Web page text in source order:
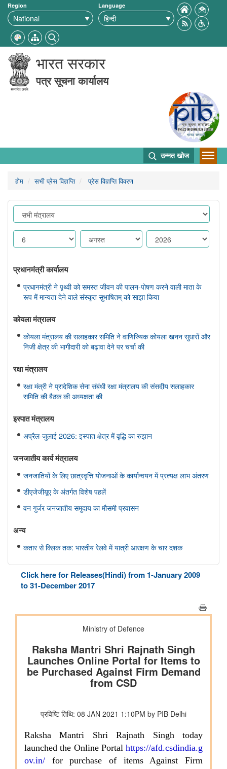
Region Language
भारत सरकार
पत्र सूचना कार्यालय
उन्नत खोज
होम सभी प्रेस विज्ञप्ति प्रेस विज्ञप्ति विवरण
प्रधानमंत्री कार्यालय
प्रधानमंत्री ने पृथ्वी को समस्त जीवन की पालन-पोषण करने वाली माता के
रूप में मान्यता देने वाले संस्कृत सुभाषितम् को साझा किया
कोयला मंत्रालय
कोयला मंत्रालय की सलाहकार समिति ने वाणिज्यिक कोयला खनन सुधारों और
निजी क्षेत्र की भागीदारी को बढ़ावा देने पर चर्चा की
रक्षा मंत्रालय
रक्षा मंत्री ने प्रादेशिक सेना संबंधी रक्षा मंत्रालय की संसदीय सलाहकार
समिति की बैठक की अध्यक्षता की
इस्‍पात मंत्रालय
अप्रैल-जुलाई 2026: इस्पात क्षेत्र में वृद्धि का रुझान
जनजातीय कार्य मंत्रालय
जनजातियों के लिए छात्रवृत्ति योजनाओं के कार्यान्वयन में प्रत्यक्ष लाभ अंतरण
डीएजेजीयूए के अंतर्गत विशेष पहलें
वन गुर्जर जनजातीय समुदाय का मौसमी प्रवासन
अन्य
कतार से क्लिक तक: भारतीय रेलवे में यात्री आरक्षण के चार दशक
राष्ट्रीय हथकरघा दिवस 2026
राष्ट्रीय मानव अधिकार आयोग
एनएचआरसी ने मध्यप्रदेश के शिवपुरी जिले के सरकारी प्राथमिक विद्यालय में
दलित समुदाय से संबंधित कक्षा 4 के छात्र की शिक्षक द्वारा कथित पिटाई और
शाहजादपुर में दूषित पेयजल के सेवन से पीलिया के कारण एक लड़की की मृत्यु
का स्वतः संज्ञान लिया है
Click here for Releases(Hindi) from 1-January 2009
to 31-December 2017